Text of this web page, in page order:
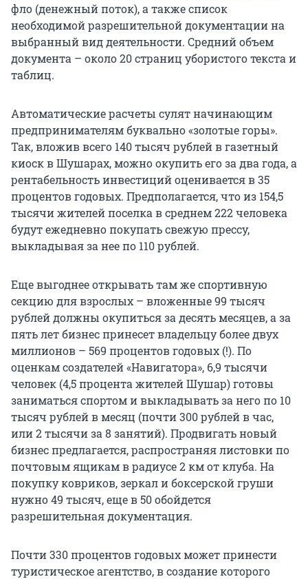
фло (денежный поток), а также список
необходимой разрешительной документации на
выбранный вид деятельности. Средний объем
документа – около 20 страниц убористого текста и
таблиц.
Автоматические расчеты сулят начинающим
предпринимателям буквально «золотые горы».
Так, вложив всего 140 тысяч рублей в газетный
киоск в Шушарах, можно окупить его за два года, а
рентабельность инвестиций оценивается в 35
процентов годовых. Предполагается, что из 154,5
тысячи жителей поселка в среднем 222 человека
будут ежедневно покупать свежую прессу,
выкладывая за нее по 110 рублей.
Еще выгоднее открывать там же спортивную
секцию для взрослых – вложенные 99 тысяч
рублей должны окупиться за десять месяцев, а за
пять лет бизнес принесет владельцу более двух
миллионов – 569 процентов годовых (!). По
оценкам создателей «Навигатора», 6,9 тысячи
человек (4,5 процента жителей Шушар) готовы
заниматься спортом и выкладывать за него по 10
тысяч рублей в месяц (почти 300 рублей в час,
или 2 тысячи за 8 занятий). Продвигать новый
бизнес предлагается, распространяя листовки по
почтовым ящикам в радиусе 2 км от клуба. На
покупку ковриков, зеркал и боксерской груши
нужно 49 тысяч, еще в 50 обойдется
разрешительная документация.
Почти 330 процентов годовых может принести
туристическое агентство, в создание которого